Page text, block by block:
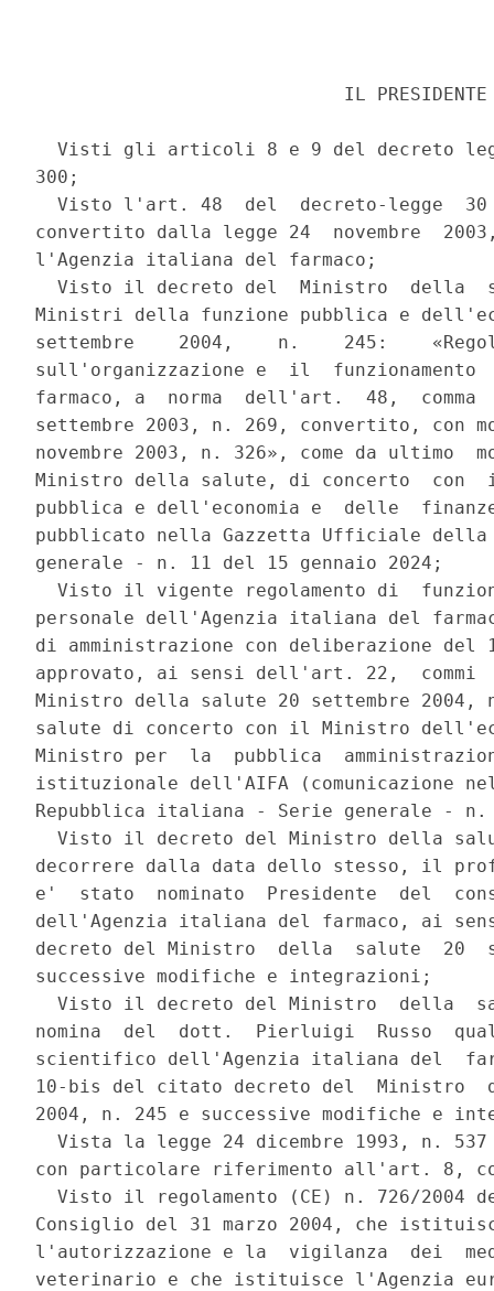
IL
Visti gli articoli 8 e 9 del decreto
300;
Visto l'art. 48  del  decreto-legge
convertito dalla legge 24  novembre
l'Agenzia italiana del farmaco;
Visto il decreto del  Ministro  della
Ministri della funzione pubblica e
settembre    2004,    n.    245:
sull'organizzazione e  il
farmaco, a  norma  dell'art.  48,
settembre 2003, n. 269, convertito, con
novembre 2003, n. 326», come da ultimo
Ministro della salute, di concerto
pubblica e dell'economia e  delle
pubblicato nella Gazzetta Ufficiale
generale - n. 11 del 15 gennaio 2024;
Visto il vigente regolamento di
personale dell'Agenzia italiana del
di amministrazione con deliberazione
approvato, ai sensi dell'art. 22,
Ministro della salute 20 settembre
salute di concerto con il Ministro
Ministro per  la  pubblica
istituzionale dell'AIFA (comunicazione
Repubblica italiana - Serie generale -
Visto il decreto del Ministro della
decorrere dalla data dello stesso, il
e'  stato  nominato  Presidente  del
dell'Agenzia italiana del farmaco, ai
decreto del Ministro  della  salute  20
successive modifiche e integrazioni;
Visto il decreto del Ministro  della
nomina  del  dott.  Pierluigi  Russo
scientifico dell'Agenzia italiana del
10-bis del citato decreto del  Ministro
2004, n. 245 e successive modifiche e
Vista la legge 24 dicembre 1993, n.
con particolare riferimento all'art. 8,
Visto il regolamento (CE) n. 726/2004
Consiglio del 31 marzo 2004, che
l'autorizzazione e la  vigilanza  dei
veterinario e che istituisce l'Agenzia